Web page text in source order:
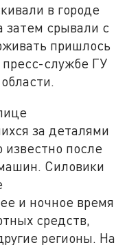
в городе
затем срывали с
пришлось
пресс-службе ГУ
за деталями
известно после
Силовики
и ночное время
средств,
регионы. На